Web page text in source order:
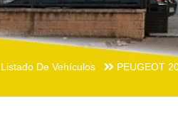
Listado De Vehículos PEUGEOT